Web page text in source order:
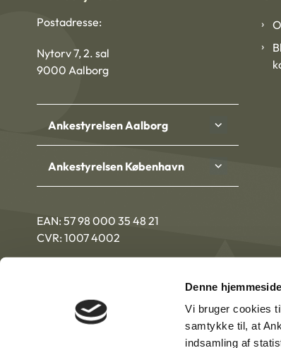
Denne
Vi bruger cookies
samtykke til, at
indsamling af
Postadresse:
Nytorv 7, 2. sal
9000 Aalborg
Ankestyrelsen Aalborg
Ankestyrelsen København
EAN: 57 98 000 35 48 21
CVR: 1007 4002